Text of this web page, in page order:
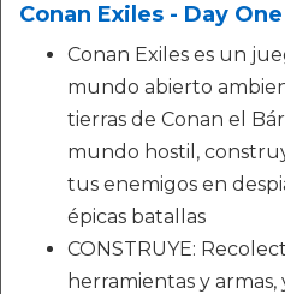
Conan Exiles - Day
Conan Exiles es un
mundo abierto
tierras de Conan el
mundo hostil,
tus enemigos en
épicas batallas
CONSTRUYE:
herramientas y